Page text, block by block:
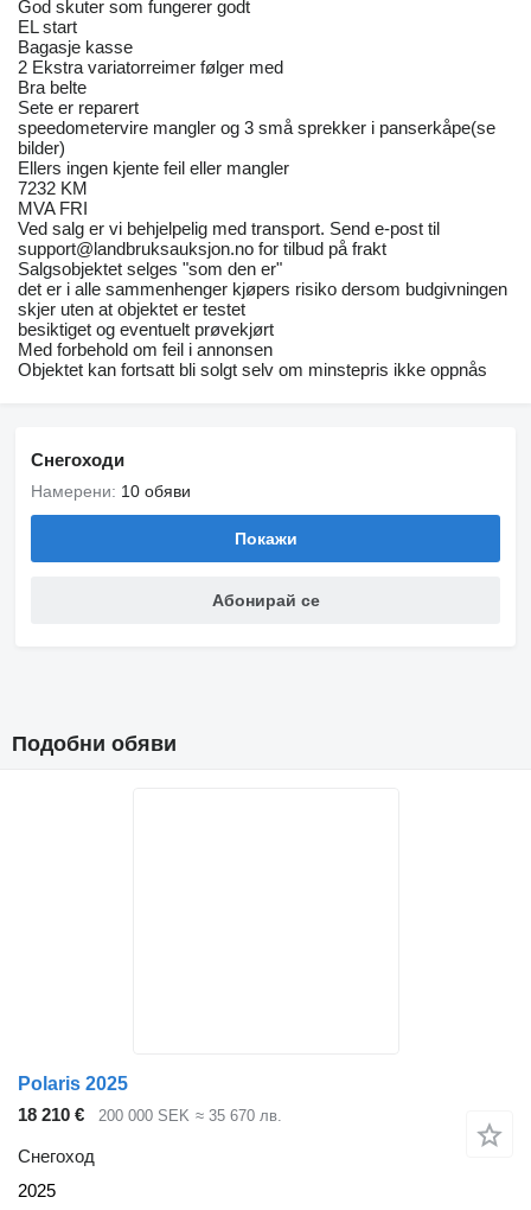
God skuter som fungerer godt
EL start
Bagasje kasse
2 Ekstra variatorreimer følger med
Bra belte
Sete er reparert
speedometervire mangler og 3 små sprekker i panserkåpe(se
bilder)
Ellers ingen kjente feil eller mangler
7232 KM
MVA FRI
Ved salg er vi behjelpelig med transport. Send e-post til
support@landbruksauksjon.no for tilbud på frakt
Salgsobjektet selges "som den er"
det er i alle sammenhenger kjøpers risiko dersom budgivningen
skjer uten at objektet er testet
besiktiget og eventuelt prøvekjørt
Med forbehold om feil i annonsen
Objektet kan fortsatt bli solgt selv om minstepris ikke oppnås
Снегоходи
Намерени: 10 обяви
Покажи
Абонирай се
Подобни обяви
Polaris 2025
18 210 €
200 000 SEK ≈ 35 670 лв.
Снегоход
2025